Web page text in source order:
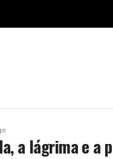
a lágrima e a